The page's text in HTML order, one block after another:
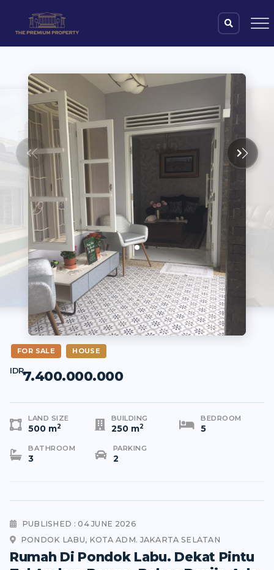
FOR SALE HOUSE
IDR7.400.000.000
LAND SIZE
500 m2
BUILDING
250 m2
BEDROOM
5
BATHROOM
3
PARKING
2
PUBLISHED : 04 JUNE 2026
PONDOK LABU, KOTA ADM. JAKARTA SELATAN
Rumah Di Pondok Labu. Dekat Pintu